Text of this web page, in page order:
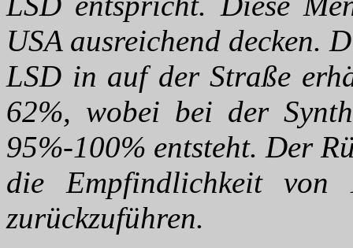
USA ausreichend decken.
LSD in auf der Straße
62%, wobei bei der
95%-100% entsteht. Der
die Empfindlichkeit
zurückzuführen.